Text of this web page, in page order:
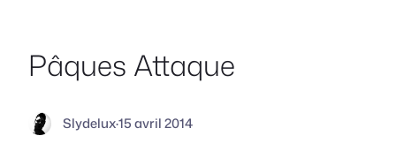
Pâques Attaque
Slydelux·15 avril 2014